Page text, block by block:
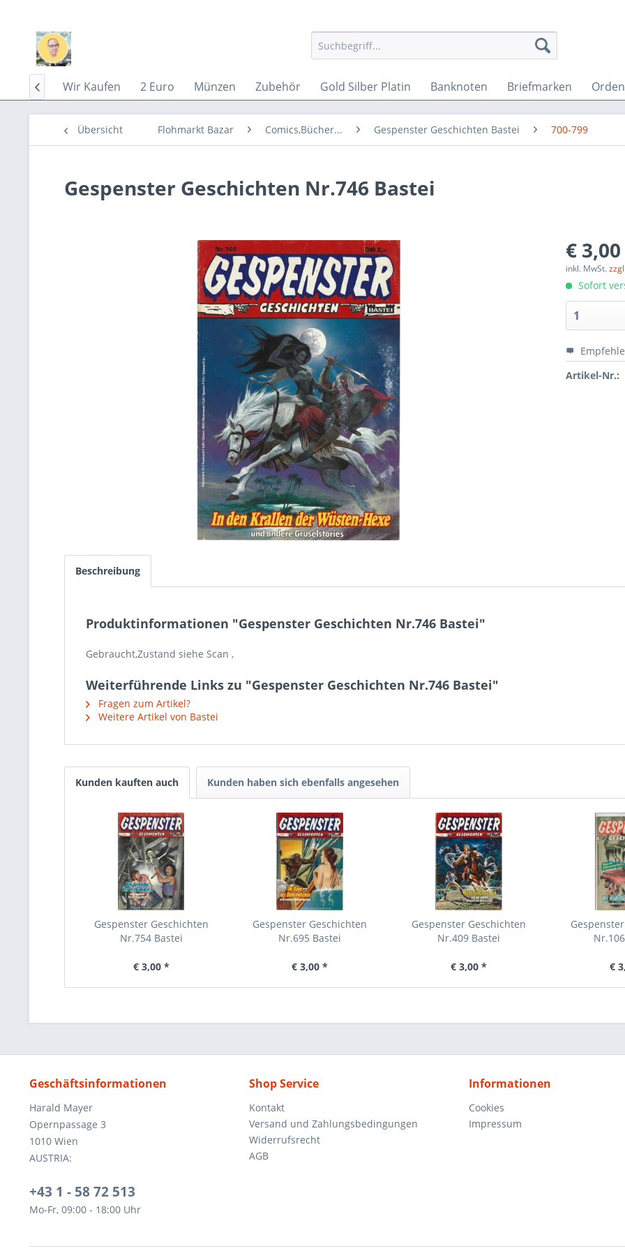
Home Wir Kaufen 2 Euro Münzen Zubehör Gold Silber Platin Banknoten Briefmarken

Übersicht Flohmarkt Bazar Comics,Bücher... Gespenster Geschichten Bastei 700-799
Gespenster Geschichten Nr.746 Bastei
€
inkl. MwSt.
Sofort
Artikel-Nr.:
Beschreibung
Produktinformationen "Gespenster Geschichten Nr.746 Bastei"
Gebraucht,Zustand siehe Scan ,
Weiterführende Links zu "Gespenster Geschichten Nr.746 Bastei"
Fragen zum Artikel?
Weitere Artikel von Bastei
Kunden kauften auch Kunden haben sich ebenfalls angesehen
Gespenster Geschichten
Nr.754 Bastei
€ 3,00 *
Gespenster Geschichten
Nr.695 Bastei
€ 3,00 *
Gespenster Geschichten
Nr.409 Bastei
€ 3,00 * €
Geschäftsinformationen
Harald Mayer
Opernpassage 3
1010 Wien
AUSTRIA:
+43 1 - 58 72 513
Mo-Fr, 09:00 - 18:00 Uhr
Shop Service
Kontakt
Versand und Zahlungsbedingungen
Widerrufsrecht
AGB
Informationen
Cookies
Impressum